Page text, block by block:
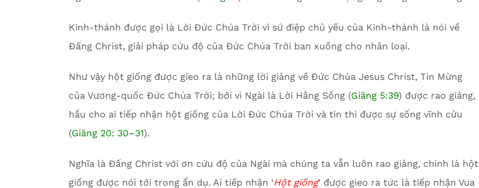
Kinh-thánh được gọi là Lời Đức Chúa Trời vì sứ điệp chủ yếu của Kinh-thánh là nói về
Đấng Christ, giải pháp cứu độ của Đức Chúa Trời ban xuống cho nhân loại.
Như vậy hột giống được gieo ra là những lời giảng về Đức Chúa Jesus Christ, Tin Mừng
của Vương-quốc Đức Chúa Trời; bởi vì Ngài là Lời Hằng Sống (Giăng 5:39) được rao giảng,
hầu cho ai tiếp nhận hột giống của Lời Đức Chúa Trời và tin thì được sự sống vĩnh cửu
(Giăng 20: 30–31).
Nghĩa là Đấng Christ với ơn cứu độ của Ngài mà chúng ta vẫn luôn rao giảng, chính là hột
giống được nói tới trong ẩn dụ. Ai tiếp nhận ‘Hột giống’ được gieo ra tức là tiếp nhận Vua